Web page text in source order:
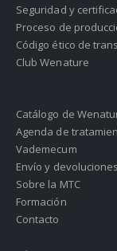
Seguridad y
Proceso de
Código ético de
Club Wenature
Catálogo de
Agenda de
Vademecum
Envío y devoluciones
Sobre la MTC
Formación
Contacto